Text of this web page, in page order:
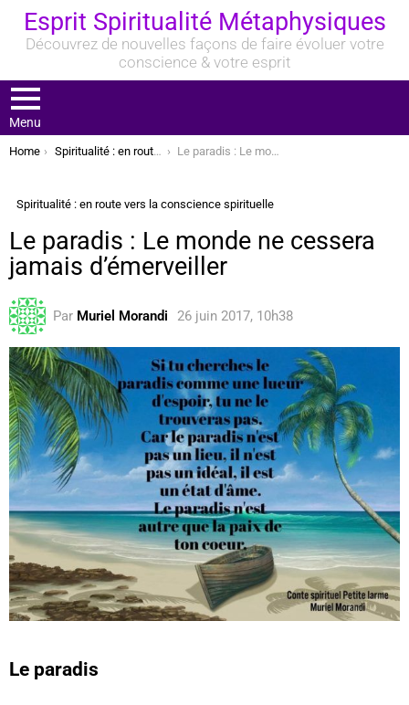
Esprit Spiritualité Métaphysiques
Découvrez de nouvelles façons de faire évoluer votre
conscience & votre esprit
Menu
You are here:
Home Spiritualité : en route vers la conscience spirituelle Le paradis : Le monde ne cessera jamais d’émerveiller
Spiritualité : en route vers la conscience spirituelle
Le paradis : Le monde ne cessera
jamais d’émerveiller
Par Muriel Morandi 26 juin 2017, 10h38
Le paradis